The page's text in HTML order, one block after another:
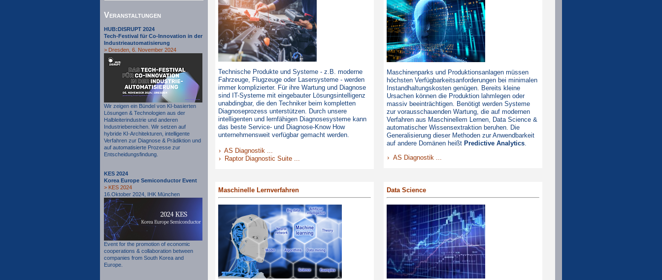
Veranstaltungen
HUB:DISRUPT 2024
Tech-Festival für Co-Innovation in der
Industrieautomatisierung
> Dresden, 6. November 2024
Wir zeigen ein Bündel von KI-basierten
Lösungen & Technologien aus der
Halbleiterindustrie und anderen
Industriebereichen. Wir setzen auf
hybride KI-Architekturen, intelligente
Verfahren zur Diagnose & Prädiktion und
auf automatisierte Prozesse zur
Entscheidungsfindung.
KES 2024
Korea Europe Semiconductor Event
> KES 2024
16.Oktober 2024, IHK München
Event for the promotion of economic
cooperations & collaboration between
companies from South Korea and
Europe.
Technische Produkte und Systeme - z.B. moderne
Fahrzeuge, Flugzeuge oder Lasersysteme - werden
immer komplizierter. Für ihre Wartung und Diagnose
sind IT-Systeme mit eingebauter Lösungsintelligenz
unabdingbar, die den Techniker beim kompletten
Diagnoseprozess unterstützen. Durch unsere
intelligenten und lernfähigen Diagnosesysteme kann
das beste Service- und Diagnose-Know How
unternehmensweit verfügbar gemacht werden.
› AS Diagnostik ...
› Raptor Diagnostic Suite ...
Maschinenparks und Produktionsanlagen müssen
höchsten Verfügbarkeitsanforderungen bei minimalen
Instandhaltungskosten genügen. Bereits kleine
Ursachen können die Produktion lahmlegen oder
massiv beeinträchtigen. Benötigt werden Systeme
zur vorausschauenden Wartung, die auf modernen
Verfahren aus Maschinellem Lernen, Data Science &
automatischer Wissensextraktion beruhen. Die
Generalisierung dieser Methoden zur Anwendbarkeit
auf andere Domänen heißt Predictive Analytics.
› AS Diagnostik ...
Maschinelle Lernverfahren Data Science